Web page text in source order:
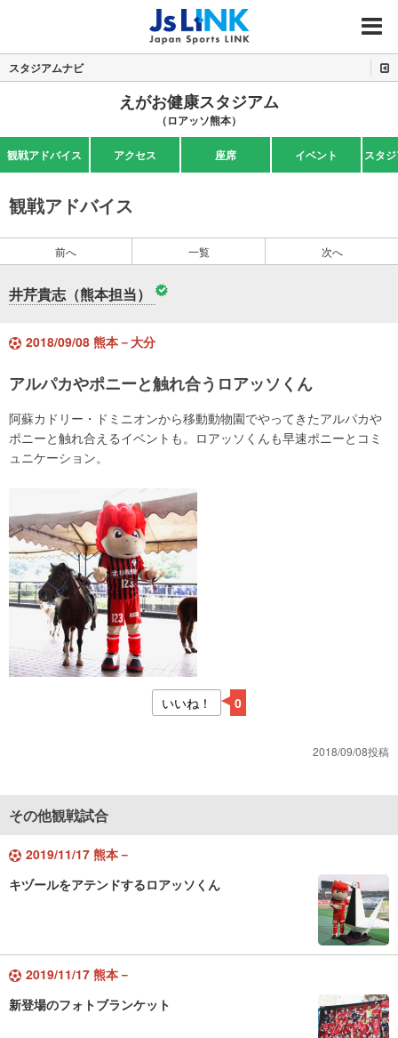
MENU
スタジアムナビ
えがお健康スタジアム
（ロアッソ熊本）
観戦アドバイス アクセス 座席 イベント スタ
観戦アドバイス
前へ 一覧 次へ
井芹貴志（熊本担当）
2018/09/08 熊本－大分
アルパカやポニーと触れ合うロアッソくん
阿蘇カドリー・ドミニオンから移動動物園でやってきたアルパカや
ポニーと触れ合えるイベントも。ロアッソくんも早速ポニーとコミ
ュニケーション。
いいね！ 0
2018/09/08投稿
その他観戦試合
2019/11/17 熊本－
キヅールをアテンドするロアッソくん
2019/11/17 熊本－
新登場のフォトブランケット